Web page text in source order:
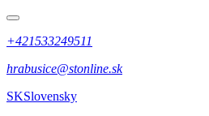
+421533249511
hrabusice@stonline.sk
SKSlovensky